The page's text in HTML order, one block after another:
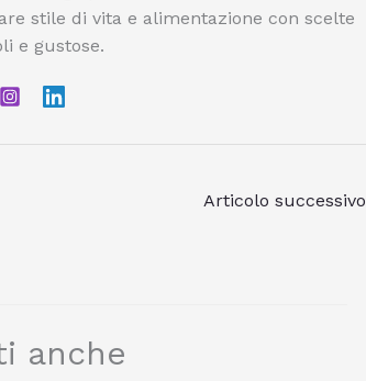
stile di vita e alimentazione con scelte
e gustose.
Articolo successivo
anche